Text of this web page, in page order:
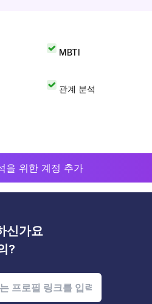
MBTI
관계 분석
을 위한 계정 추가
신가요
?